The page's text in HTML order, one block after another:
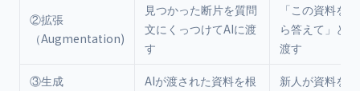
②拡張
（Augmentation)
見つかった断片を質問
文にくっつけてAIに渡
す
「この資料を
ら答えて」と
渡す
③生成
AIが渡された資料を根
新人が資料を